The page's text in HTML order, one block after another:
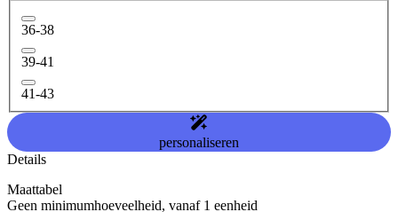
36-38
39-41
41-43
personaliseren
Details
Maattabel
Geen minimumhoeveelheid, vanaf 1 eenheid